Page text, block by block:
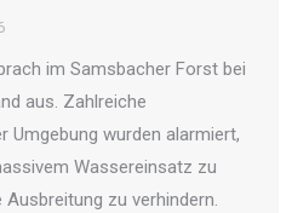
im Samsbacher Forst bei
aus. Zahlreiche
Umgebung wurden alarmiert,
Wassereinsatz zu
zu verhindern.